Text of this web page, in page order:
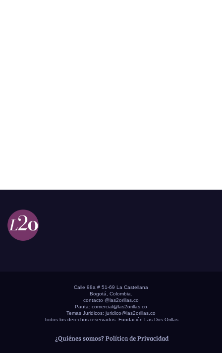
Calle 98a # 51-69 La Castellana
Bogotá, Colombia.
contacto @las2orillas.co
Pauta: comercial@las2orillas.co
Temas Juridicos: juridico@las2orillas.co
Todos los derechos reservados. Fundación Las Dos Orillas
¿Quiénes somos? Política de Privacidad